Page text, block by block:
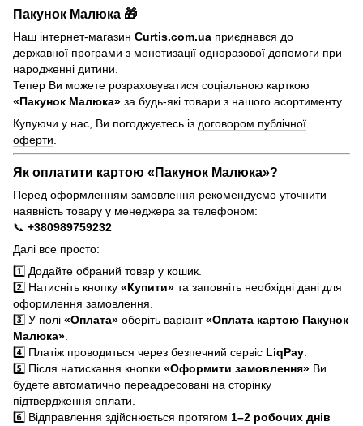
Пакунок Малюка 🎁
Наш інтернет-магазин Curtis.com.ua приєднався до
державної програми з монетизації одноразової допомоги при
народженні дитини.
Тепер Ви можете розраховуватися соціальною карткою
«Пакунок Малюка» за будь-які товари з нашого асортименту.
Купуючи у нас, Ви погоджуєтесь із договором публічної
оферти.
Як оплатити картою «Пакунок Малюка»?
Перед оформленням замовлення рекомендуємо уточнити
наявність товару у менеджера за телефоном:
📞 +380989759232
Далі все просто:
1️⃣ Додайте обраний товар у кошик.
2️⃣ Натисніть кнопку «Купити» та заповніть необхідні дані для
оформлення замовлення.
3️⃣ У полі «Оплата» оберіть варіант«Оплата картою Пакунок
Малюка».
4️⃣ Платіж проводиться через безпечний сервіс LiqPay.
5️⃣ Після натискання кнопки «Оформити замовлення» Ви
будете автоматично переадресовані на сторінку
підтвердження оплати.
6️⃣ Відправлення здійснюється протягом 1–2 робочих днів